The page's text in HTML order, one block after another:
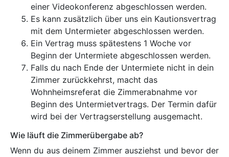
einer Videokonferenz abgeschlossen werden.
Es kann zusätzlich über uns ein Kautionsvertrag
mit dem Untermieter abgeschlossen werden.
Ein Vertrag muss spätestens 1 Woche vor
Beginn der Untermiete abgeschlossen werden.
Falls du nach Ende der Untermiete nicht in dein
Zimmer zurückkehrst, macht das
Wohnheimsreferat die Zimmerabnahme vor
Beginn des Untermietvertrags. Der Termin dafür
wird bei der Vertragserstellung ausgemacht.
Wie läuft die Zimmerübergabe ab?
Wenn du aus deinem Zimmer ausziehst und bevor der